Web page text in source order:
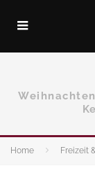
Home Freizeit